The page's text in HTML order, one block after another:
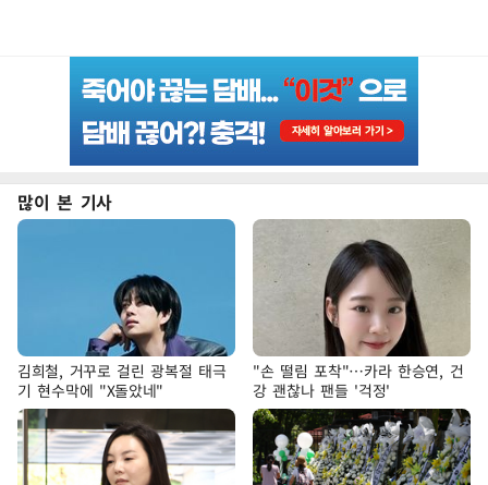
많이 본 기사
김희철, 거꾸로 걸린 광복절 태극
기 현수막에 "X돌았네"
"손 떨림 포착"…카라 한승연, 건
강 괜찮나 팬들 '걱정'